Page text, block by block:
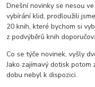
Dnešní novinky se nesou
vybírání klid, prodloužili
20 knih, které bychom si
z podvýběrů knih
Co se týče novinek, vyšly
Jako zajímavý dotisk
dobu nebyl k dispozici.